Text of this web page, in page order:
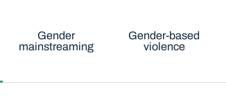
Gender
mainstreaming
Gender-based
violence